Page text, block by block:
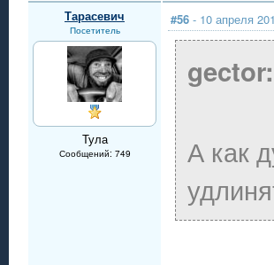
Тарасевич
Посетитель
Тула
Сообщений: 749
#56 - 10 апреля
gector:
А как